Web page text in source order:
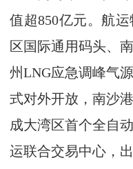
值超850亿元。航
区国际通用码头、
州LNG应急调峰气
式对外开放，南沙
成大湾区首个全自
运联合交易中心，